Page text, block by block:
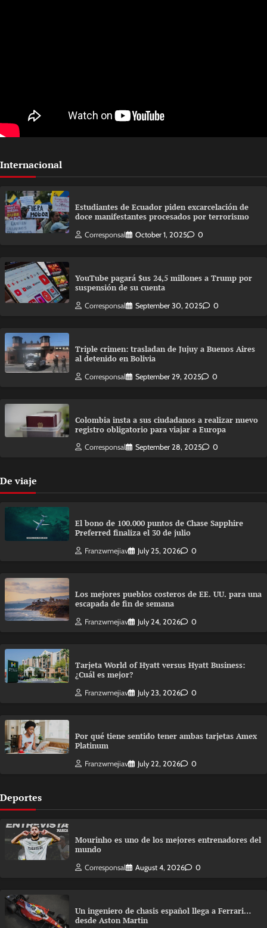
Internacional
Estudiantes de Ecuador piden excarcelación de
doce manifestantes procesados por terrorismo
Corresponsal October 1, 2025 0
YouTube pagará $us 24,5 millones a Trump por
suspensión de su cuenta
Corresponsal September 30, 2025 0
Triple crimen: trasladan de Jujuy a Buenos Aires
al detenido en Bolivia
Corresponsal September 29, 2025 0
Colombia insta a sus ciudadanos a realizar nuevo
registro obligatorio para viajar a Europa
Corresponsal September 28, 2025 0
De viaje
El bono de 100.000 puntos de Chase Sapphire
Preferred finaliza el 30 de julio
Franzwmejiav July 25, 2026 0
Los mejores pueblos costeros de EE. UU. para una
escapada de fin de semana
Franzwmejiav July 24, 2026 0
Tarjeta World of Hyatt versus Hyatt Business:
¿Cuál es mejor?
Franzwmejiav July 23, 2026 0
Por qué tiene sentido tener ambas tarjetas Amex
Platinum
Franzwmejiav July 22, 2026 0
Deportes
Mourinho es uno de los mejores entrenadores del
mundo
Corresponsal August 4, 2026 0
Un ingeniero de chasis español llega a Ferrari…
desde Aston Martin